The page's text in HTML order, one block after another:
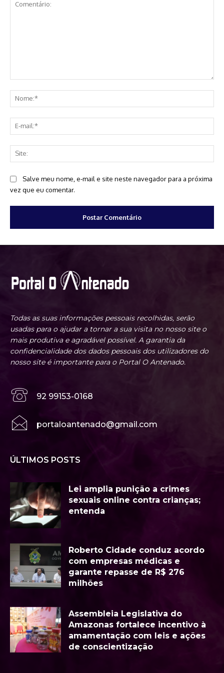
Salve meu nome, e-mail e site neste navegador para a próxima
vez que eu comentar.
Todas as suas informações pessoais recolhidas, serão
usadas para o ajudar a tornar a sua visita no nosso site o
mais produtiva e agradável possível. A garantia da
confidencialidade dos dados pessoais dos utilizadores do
nosso site é importante para o Portal O Antenado.
92 99153-0168
portaloantenado@gmail.com
ÚLTIMOS POSTS
Lei amplia punição a crimes
sexuais online contra crianças;
entenda
Roberto Cidade conduz acordo
com empresas médicas e
garante repasse de R$ 276
milhões
Assembleia Legislativa do
Amazonas fortalece incentivo à
amamentação com leis e ações
de conscientização